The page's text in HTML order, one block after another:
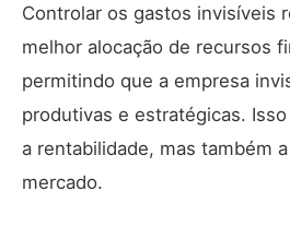
Controlar os gastos invisíveis
melhor alocação de recursos
permitindo que a empresa
produtivas e estratégicas.
a rentabilidade, mas também
mercado.